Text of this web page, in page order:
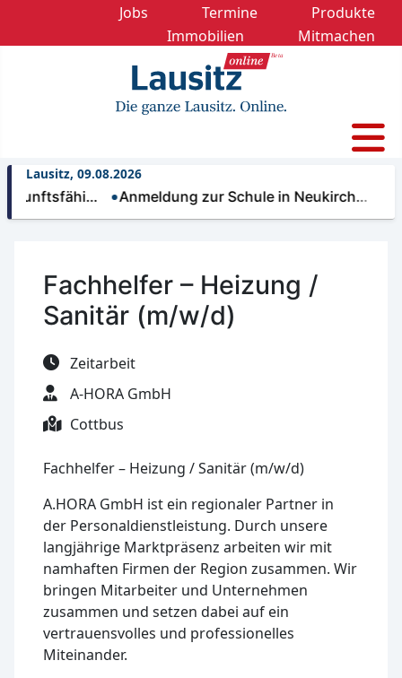
Jobs Termine
Produkte
Immobilien
Mitmachen
Lausitz, 09.08.2026
Anmeldung zur Schule in Neukirch…
Fachhelfer – Heizung /
Sanitär (m/w/d)
Zeitarbeit
A-HORA GmbH
Cottbus
Fachhelfer – Heizung / Sanitär (m/w/d)
A.HORA GmbH ist ein regionaler Partner in
der Personaldienstleistung. Durch unsere
langjährige Marktpräsenz arbeiten wir mit
namhaften Firmen der Region zusammen. Wir
bringen Mitarbeiter und Unternehmen
zusammen und setzen dabei auf ein
vertrauensvolles und professionelles
Miteinander.